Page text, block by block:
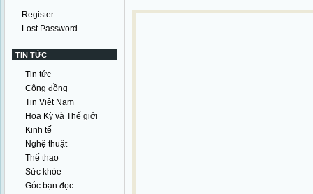
Register
Lost Password
TIN TỨC
Tin tức
Cộng đồng
Tin Việt Nam
Hoa Kỳ và Thế giới
Kinh tế
Nghệ thuật
Thể thao
Sức khỏe
Góc bạn đọc